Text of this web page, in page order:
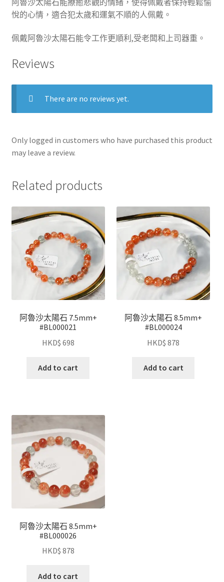
悅的心情，適合犯太歲和運氣不順的人佩戴。
佩戴阿魯沙太陽石能令工作更順利,受老闆和上司器重 。
Reviews
There are no reviews yet.
Only logged in customers who have purchased this product
may leave a review.
Related products
阿魯沙太陽石 7.5mm+
#BL000021
HKD$ 698
Add to cart
阿魯沙太陽石 8.5mm+
#BL000024
HKD$ 878
Add to cart
阿魯沙太陽石 8.5mm+
#BL000026
HKD$ 878
Add to cart